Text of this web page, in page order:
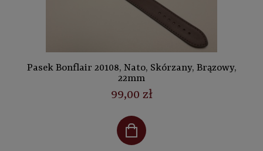
Pasek Bonflair 20108, Nato, Skórzany, Brązowy,
22mm
99,00 zł